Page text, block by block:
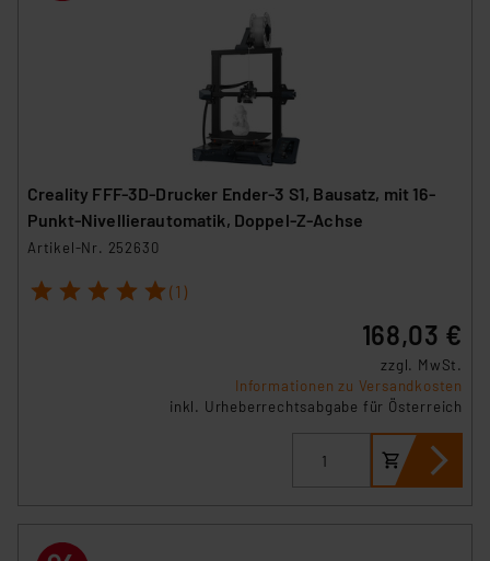
Creality FFF-3D-Drucker Ender-3 S1, Bausatz, mit 16-
Punkt-Nivellierautomatik, Doppel-Z-Achse
Artikel-Nr. 252630
1 2 3 4 5 (1)
168,03 €
zzgl. MwSt.
Informationen zu Versandkosten
inkl. Urheberrechtsabgabe für Österreich